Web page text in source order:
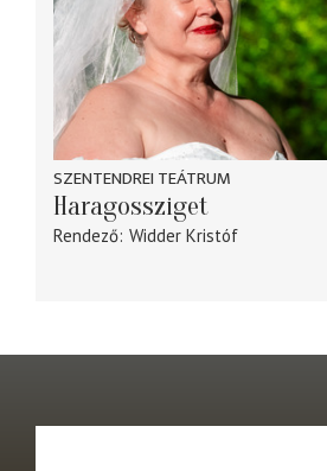
SZENTENDREI TEÁTRUM
Haragossziget
Rendező Widder Kristóf